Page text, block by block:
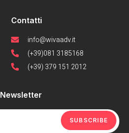
Contatti
info@wivaadv.it
(+39)081 3185168
(+39) 379 151 2012
Newsletter
SUBSCRIBE